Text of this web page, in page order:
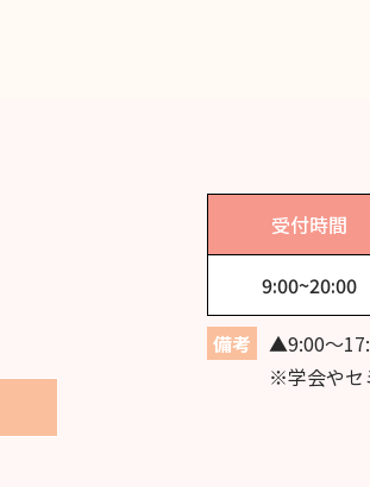
受付時間
9:00~20:00
備考
▲9:00〜
※学会やセ